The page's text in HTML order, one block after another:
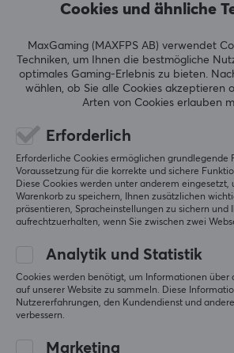
Original anzeigen
0 Likes
Alen C
Verifizierter Käufer
Beste Skates, die ich je auf einem
benutzt habe
Original anzeigen
KIBU x WAIZOWL - Shiro - Mouse Skates - Dots (160pcs)
3 Likes
Pedro T
Verifizierter Käufer
Level 2
Bossy Rookie
x WAIZOWL - Shiro
Cookies und ähnliche
MaxGaming (MAXFPS AB) verwendet
Techniken, um Ihnen die bestmögliche
optimales Gaming-Erlebnis zu bieten.
wählen, ob Sie alle Cookies akzeptieren
Arten von Cookies erlauben
Erforderlich
Erforderliche Cookies ermöglichen grundlegende
Voraussetzung für die korrekte und sichere
Diese Cookies werden unter anderem eingesetzt,
Warenkorb zu speichern, Ihnen zusätzlichen
präsentieren, Spracheinstellungen zu sichern und
aufrechtzuerhalten, wenn Sie zwischen zwei
Analytik und Statistik
Cookies werden benötigt, um Informationen über
auf unserer Website zu sammeln. Diese
Nutzererfahrungen, den Kundendienst und
verbessern.
Marketing